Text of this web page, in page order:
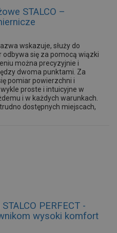
STALCO –
wskazuje, służy do
odbywa się za pomocą wiązki
można precyzyjnie i
dwoma punktami. Za
pomiar powierzchni i
proste i intuicyjne w
i w każdych warunkach.
dostępnych miejscach,
PERFECT -
wysoki komfort